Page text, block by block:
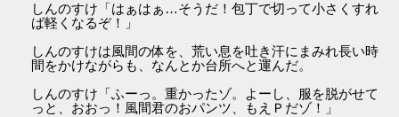
しんのすけ「はぁはぁ…そうだ！包丁で切って小さくすれ
ば軽くなるぞ！」
しんのすけは風間の体を、荒い息を吐き汗にまみれ長い時
間をかけながらも、なんとか台所へと運んだ。
しんのすけ「ふーっ。重かったゾ。よーし、服を脱がせて
っと、おおっ！風間君のおパンツ、もえＰだゾ！」